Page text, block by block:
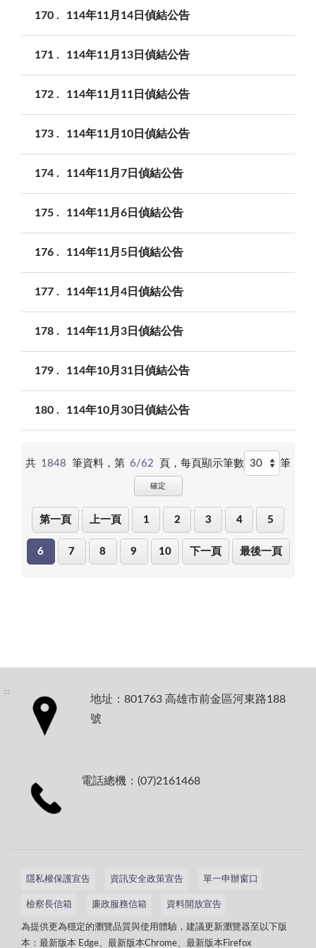
170 114年11月14日偵結公告
171 114年11月13日偵結公告
172 114年11月11日偵結公告
173 114年11月10日偵結公告
174 114年11月7日偵結公告
175 114年11月6日偵結公告
176 114年11月5日偵結公告
177 114年11月4日偵結公告
178 114年11月3日偵結公告
179 114年10月31日偵結公告
180 114年10月30日偵結公告
共 1848 筆資料，第 6/62 頁， 每頁顯示筆數 筆
確定
第一頁 上一頁 1 2 3 4 5
6 7 8 9 10 下一頁 最後一頁
:::
地址：801763 高雄市前金區河東路188
號
電話總機：(07)2161468
隱私權保護宣告 資訊安全政策宣告 單一申辦窗口
檢察長信箱 廉政服務信箱 資料開放宣告
為提供更為穩定的瀏覽品質與使用體驗，建議更新瀏覽器至以下版
本：最新版本 Edge、最新版本Chrome、最新版本Firefox